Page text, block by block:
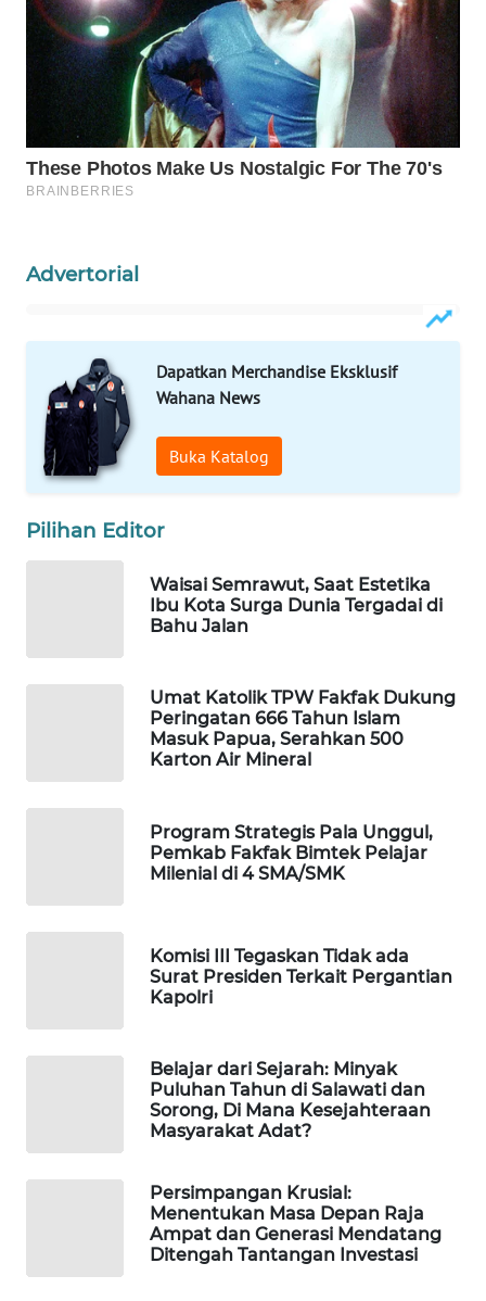
Advertorial
Dapatkan Merchandise Eksklusif
Wahana News
Buka Katalog
Pilihan Editor
Waisai Semrawut, Saat Estetika
Ibu Kota Surga Dunia Tergadai di
Bahu Jalan
Umat Katolik TPW Fakfak Dukung
Peringatan 666 Tahun Islam
Masuk Papua, Serahkan 500
Karton Air Mineral
Program Strategis Pala Unggul,
Pemkab Fakfak Bimtek Pelajar
Milenial di 4 SMA/SMK
Komisi III Tegaskan Tidak ada
Surat Presiden Terkait Pergantian
Kapolri
Belajar dari Sejarah: Minyak
Puluhan Tahun di Salawati dan
Sorong, Di Mana Kesejahteraan
Masyarakat Adat?
Persimpangan Krusial:
Menentukan Masa Depan Raja
Ampat dan Generasi Mendatang
Ditengah Tantangan Investasi
WAHANA
SELEB
WAHANA
PERSONA
WAHANA
WAHANA
DESA
WISATA
LAPAK
WAHANA
WALINKI
ID
PLN
WATCH
KOPEKLIN